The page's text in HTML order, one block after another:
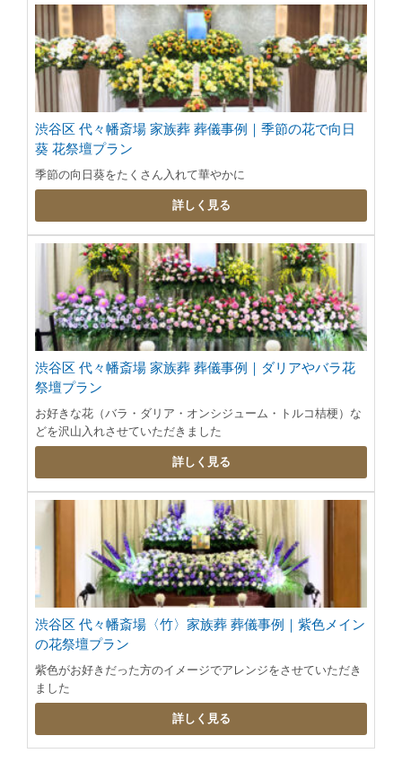
渋谷区 代々幡斎場 家族葬 葬儀事例｜季節の花で向日
葵 花祭壇プラン
季節の向日葵をたくさん入れて華やかに
詳しく見る
渋谷区 代々幡斎場 家族葬 葬儀事例｜ダリアやバラ花
祭壇プラン
お好きな花（バラ・ダリア・オンシジューム・トルコ桔梗）な
どを沢山入れさせていただきました
詳しく見る
渋谷区 代々幡斎場〈竹〉家族葬 葬儀事例｜紫色メイン
の花祭壇プラン
紫色がお好きだった方のイメージでアレンジをさせていただき
ました
詳しく見る